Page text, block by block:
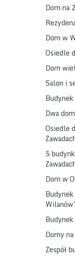
Dom na
Dom w
Osiedle
Dom
Salon i
Dwa
Osiedle
5
Dom w
Domy
Zespół